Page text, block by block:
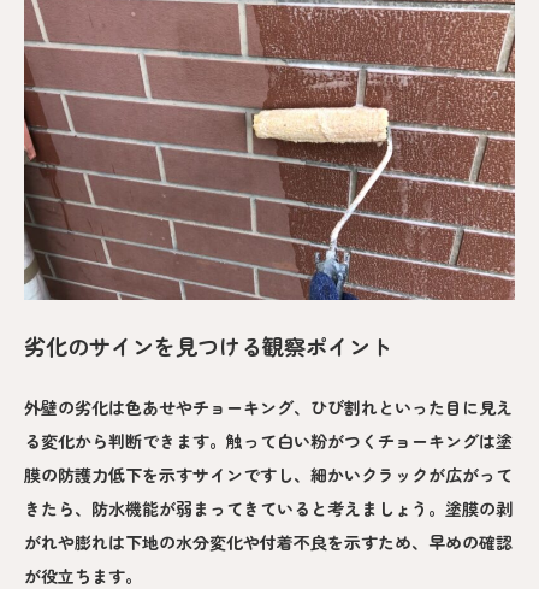
劣化のサインを見つける観察ポイント
外壁の劣化は色あせやチョーキング、ひび割れといった目に見え
る変化から判断できます。触って白い粉がつくチョーキングは塗
膜の防護力低下を示すサインですし、細かいクラックが広がって
きたら、防水機能が弱まってきていると考えましょう。塗膜の剥
がれや膨れは下地の水分変化や付着不良を示すため、早めの確認
が役立ちます。